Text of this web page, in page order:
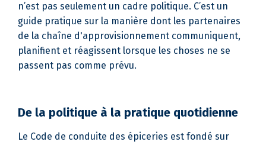
n’est pas seulement un cadre politique. C’est un
guide pratique sur la manière dont les partenaires
de la chaîne d'approvisionnement communiquent,
planifient et réagissent lorsque les choses ne se
passent pas comme prévu.
De la politique à la pratique quotidienne
Le Code de conduite des épiceries est fondé sur